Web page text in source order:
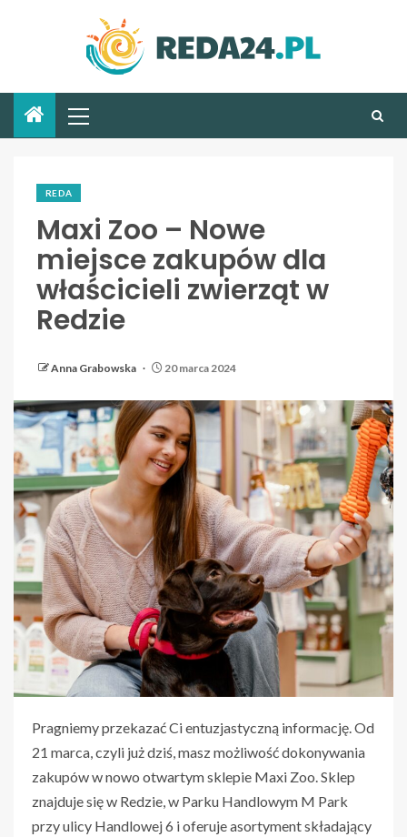
REDA
Maxi Zoo – Nowe
miejsce zakupów dla
właścicieli zwierząt w
Redzie
Anna Grabowska 20 marca 2024
Pragniemy przekazać Ci entuzjastyczną informację. Od
21 marca, czyli już dziś, masz możliwość dokonywania
zakupów w nowo otwartym sklepie Maxi Zoo. Sklep
znajduje się w Redzie, w Parku Handlowym M Park
przy ulicy Handlowej 6 i oferuje asortyment składający